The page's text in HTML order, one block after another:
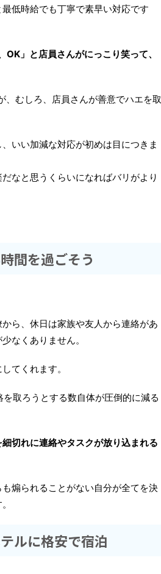
低時給でも丁寧で素早い対応です
」と店員さんがにっこり笑って、
、むしろ、店員さんが善意でハエを取
いい加減な対応が初めは目につきま
なと思うくらいになればバリがより
間を過ごそう
ら、休日は家族や友人から連絡があ
なくありません。
てくれます。
取ろうとする数自体が圧倒的に減る
細切れに連絡やタスクが放り込まれる
煽られることがない自分が全てを決
ルに格安で宿泊